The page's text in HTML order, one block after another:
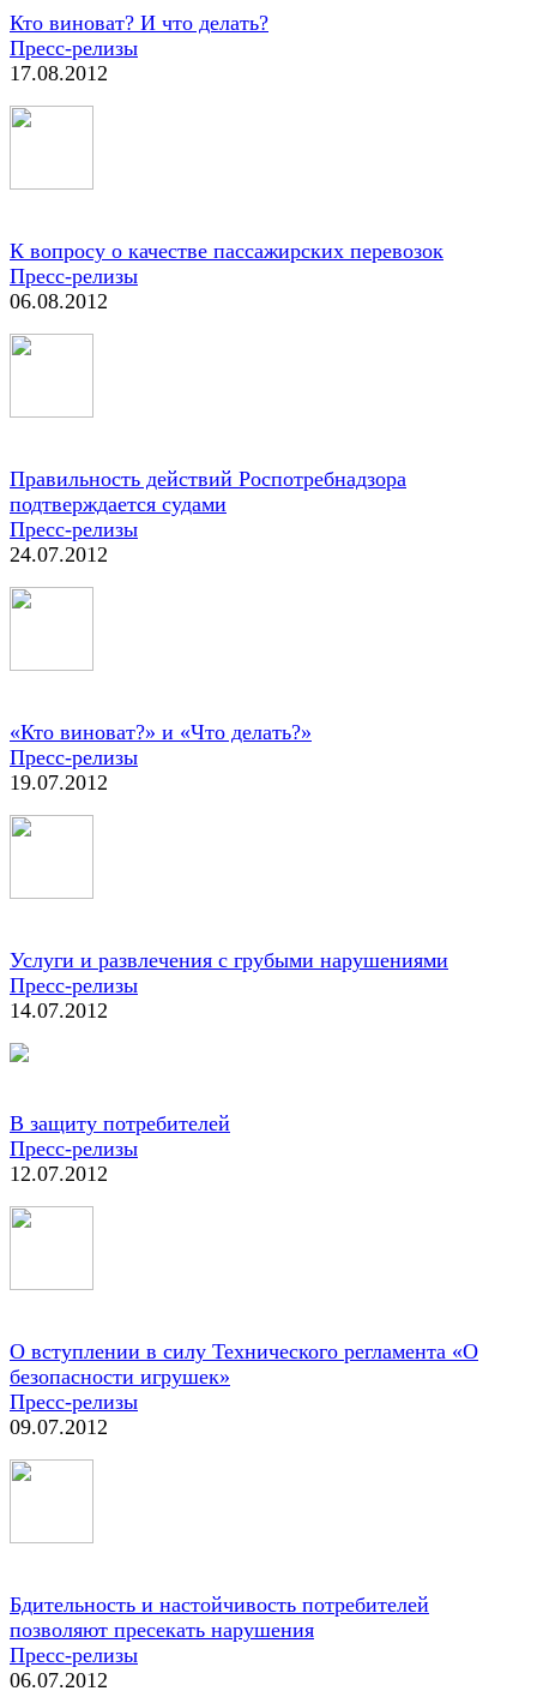
Кто виноват? И что делать?
Пресс-релизы
17.08.2012
К вопросу о качестве пассажирских перевозок
Пресс-релизы
06.08.2012
Правильность действий Роспотребнадзора
подтверждается судами
Пресс-релизы
24.07.2012
«Кто виноват?» и «Что делать?»
Пресс-релизы
19.07.2012
Услуги и развлечения с грубыми нарушениями
Пресс-релизы
14.07.2012
В защиту потребителей
Пресс-релизы
12.07.2012
О вступлении в силу Технического регламента «О
безопасности игрушек»
Пресс-релизы
09.07.2012
Бдительность и настойчивость потребителей
позволяют пресекать нарушения
Пресс-релизы
06.07.2012